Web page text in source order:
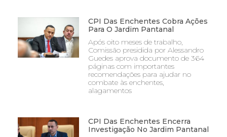
CPI Das Enchentes Cobra Ações
Para O Jardim Pantanal
Após oito meses de trabalho,
Comissão presidida por Alessandro
Guedes aprova documento de 364
páginas com importantes
recomendações para ajudar no
combate às enchentes,
alagamentos
CPI Das Enchentes Encerra
Investigação No Jardim Pantanal